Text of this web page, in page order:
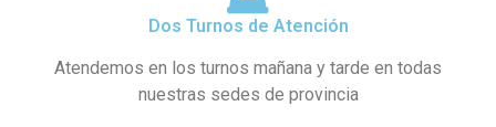
Dos Turnos de Atención
Atendemos en los turnos mañana y tarde en todas
nuestras sedes de provincia